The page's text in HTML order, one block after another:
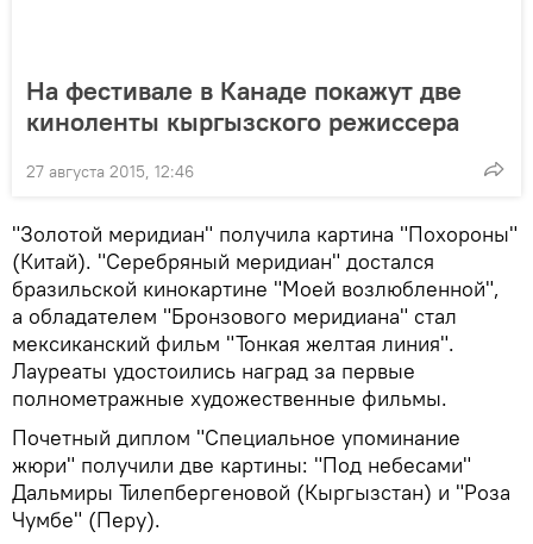
На фестивале в Канаде покажут две
киноленты кыргызского режиссера
27 августа 2015, 12:46
"Золотой меридиан" получила картина "Похороны"
(Китай). "Серебряный меридиан" достался
бразильской кинокартине "Моей возлюбленной",
а обладателем "Бронзового меридиана" стал
мексиканский фильм "Тонкая желтая линия".
Лауреаты удостоились наград за первые
полнометражные художественные фильмы.
Почетный диплом "Специальное упоминание
жюри" получили две картины: "Под небесами"
Дальмиры Тилепбергеновой (Кыргызстан) и "Роза
Чумбе" (Перу).